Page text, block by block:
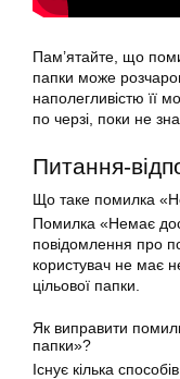
Пам’ятайте, що
папки може
наполегливістю її
по черзі, поки не
Питання-
Що таке помилка
Помилка «Немає
повідомлення про
користувач не має
цільової папки.
Як виправити
папки»?
Існує кілька